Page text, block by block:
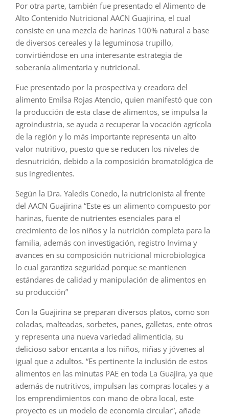
Por otra parte, también fue presentado el Alimento de
Alto Contenido Nutricional AACN Guajirina, el cual
consiste en una mezcla de harinas 100% natural a base
de diversos cereales y la leguminosa trupillo,
convirtiéndose en una interesante estrategia de
soberanía alimentaria y nutricional.
Fue presentado por la prospectiva y creadora del
alimento Emilsa Rojas Atencio, quien manifestó que con
la producción de esta clase de alimentos, se impulsa la
agroindustria, se ayuda a recuperar la vocación agrícola
de la región y lo más importante representa un alto
valor nutritivo, puesto que se reducen los niveles de
desnutrición, debido a la composición bromatológica de
sus ingredientes.
Según la Dra. Yaledis Conedo, la nutricionista al frente
del AACN Guajirina “Este es un alimento compuesto por
harinas, fuente de nutrientes esenciales para el
crecimiento de los niños y la nutrición completa para la
familia, además con investigación, registro Invima y
avances en su composición nutricional microbiologica
lo cual garantiza seguridad porque se mantienen
estándares de calidad y manipulación de alimentos en
su producción”
Con la Guajirina se preparan diversos platos, como son
coladas, malteadas, sorbetes, panes, galletas, ente otros
y representa una nueva variedad alimenticia, su
delicioso sabor encanta a los niños, niñas y jóvenes al
igual que a adultos. “Es pertinente la inclusión de estos
alimentos en las minutas PAE en toda La Guajira, ya que
además de nutritivos, impulsan las compras locales y a
los emprendimientos con mano de obra local, este
proyecto es un modelo de economía circular”, añade